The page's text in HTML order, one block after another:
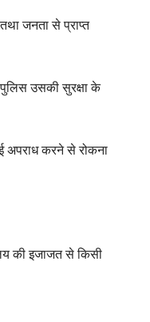
जनता से प्राप्त
उसकी सुरक्षा के
अपराध करने से रोकना
की इजाजत से किसी